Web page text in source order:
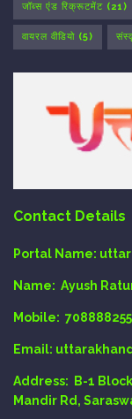
जॉब्स एंड रिक्रूटमेंट (21)
वायरल वीडियो (5)
Contact Details
Portal Name:
Name: Ayush
Mobile:
Email:
Address:
B-1
Mandir Rd,